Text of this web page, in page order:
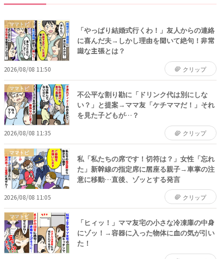
ママトピ
「やっぱり結婚式行くわ！」友人からの連絡
に喜んだ夫→しかし理由を聞いて絶句！非常
識な主張とは？
2026/08/08 11:50 クリップ
ママトピ
不公平な割り勘に「ドリンク代は別にしな
い？」と提案→ママ友「ケチママだ！」それ
を見た子どもが…？
2026/08/08 11:35 クリップ
ママトピ
私「私たちの席です！切符は？」女性「忘れ
た」新幹線の指定席に居座る親子→車掌の注
意に移動…直後、ゾッとする発言
2026/08/08 11:05 クリップ
ママトピ
「ヒィッ！」ママ友宅の小さな冷凍庫の中身
にゾッ！→容器に入った物体に血の気が引い
た！